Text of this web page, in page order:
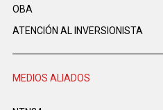
OBA
ATENCIÓN AL INVERSIONISTA
MEDIOS ALIADOS